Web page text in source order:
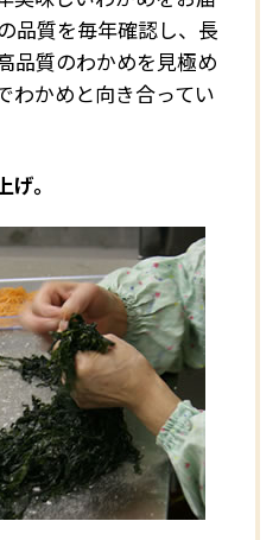
品質を毎年確認し、長
品質のわかめを見極め
わかめと向き合ってい
。